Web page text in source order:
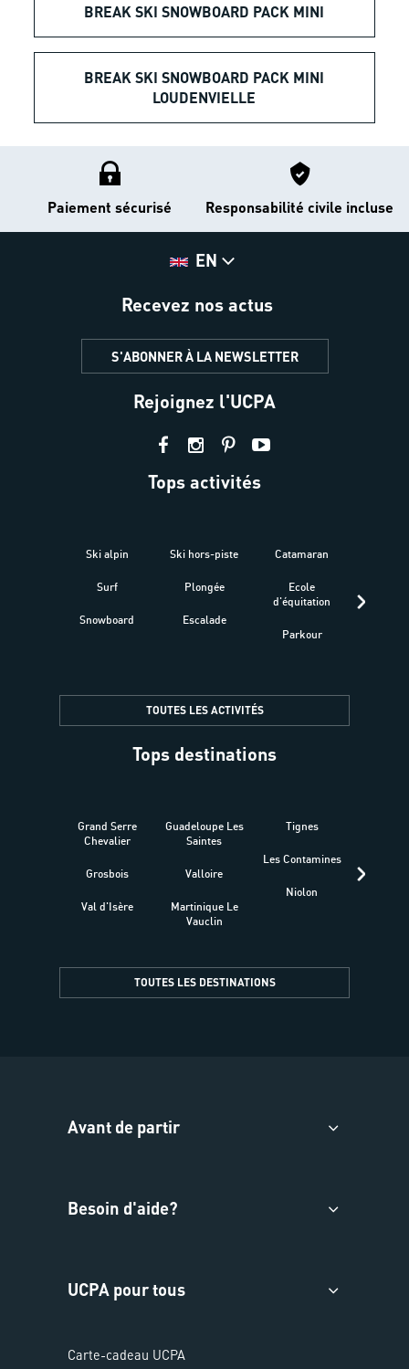
BREAK SKI SNOWBOARD PACK MINI
BREAK SKI SNOWBOARD PACK MINI
LOUDENVIELLE
Paiement sécurisé Responsabilité civile incluse
EN
Recevez nos actus
S'ABONNER À LA NEWSLETTER
Rejoignez l'UCPA
Tops activités
Ski alpin
Surf
Snowboard
Ski hors-piste
Plongée
Escalade
Catamaran
Ecole
d'équitation
Parkour
TOUTES LES ACTIVITÉS
Tops destinations
Grand Serre
Chevalier
Grosbois
Val d'Isère
Guadeloupe Les
Saintes
Valloire
Martinique Le
Vauclin
Tignes
Les Contamines
Niolon
TOUTES LES DESTINATIONS
Avant de partir
Besoin d'aide?
UCPA pour tous
Carte-cadeau UCPA